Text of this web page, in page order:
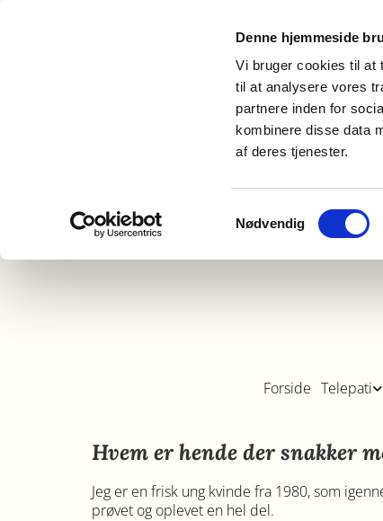
Denne hjemmeside
Vi bruger cookies til at
til at analysere vores
partnere inden for
kombinere disse data
af deres tjenester.
Nødvendig
Forside Telepati
Hvem er hende der snakker
Jeg er en frisk ung kvinde fra 1980, som
prøvet og oplevet en hel del.